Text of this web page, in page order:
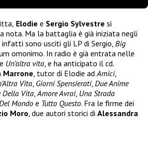
Elodie e Sergio Sylvestre si
nota. Ma la battaglia è già iniziata negli
sono usciti gli LP di Sergio, Big
omonimo. In radio è già entrata nelle
Un’altra vita , e ha anticipato il cd.
Marrone , tutor di Elodie ad Amici,
Vita Giorni Spensierati, Due Anime
Della Vita Amore Avrai, Una Strada
Mondoe Tutto Questo. Fra le firme dei
Moro , due autori storici di Alessandra